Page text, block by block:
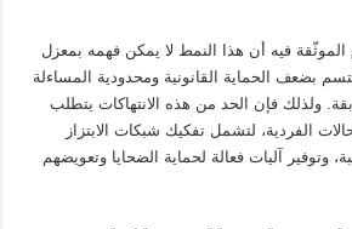
الموثّقة فيه أن هذا النمط لا يمكن فهمه بمعزل
بضعف الحماية القانونية ومحدودية المساءلة
ولذلك فإن الحد من هذه الانتهاكات يتطلب
الفردية، لتشمل تفكيك شبكات الابتزاز
آليات فعالة لحماية الضحايا وتعويضهم